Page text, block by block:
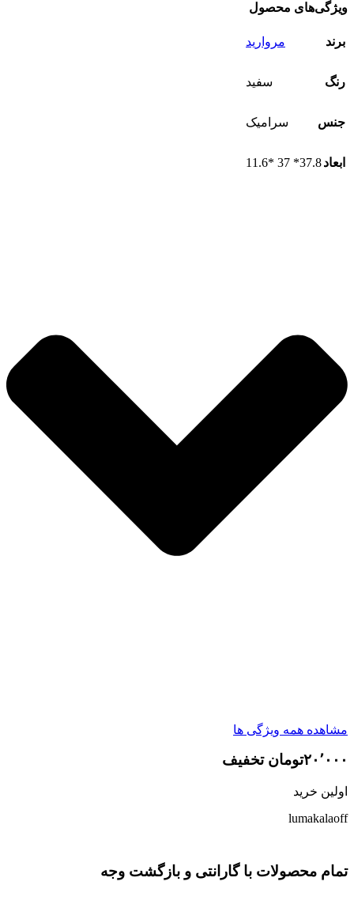
ویژگی‌های محصول
برند مروارید
رنگ سفید
جنس سرامیک
ابعاد37.8* 37 *11.6
مشاهده همه ویژگی ها
۲۰٬۰۰۰تومان تخفیف
اولین خرید
lumakalaoff
تمام محصولات با گارانتی و بازگشت وجه